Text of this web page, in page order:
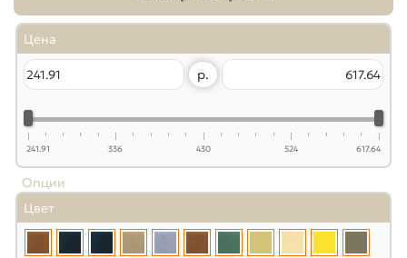
Цена
р.
241.91 336 430 524 617.64
Опции
Цвет